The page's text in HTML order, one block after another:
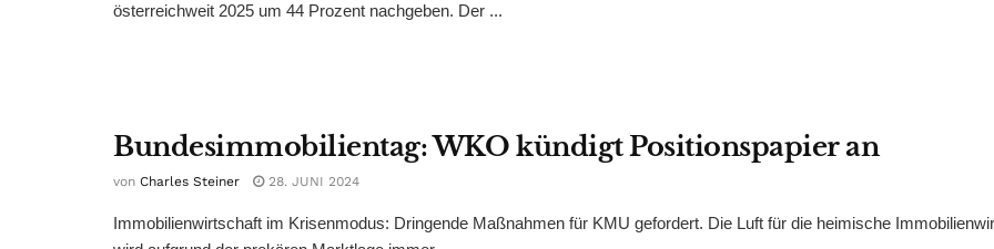
österreichweit 2025 um 44 Prozent nachgeben. Der ...
Bundesimmobilientag: WKO kündigt Positionspapier an
von Charles Steiner 28. JUNI 2024
Immobilienwirtschaft im Krisenmodus: Dringende Maßnahmen für KMU gefordert. Die Luft für die heimische